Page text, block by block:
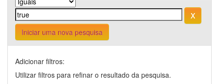
Iniciar uma nova pesquisa
Adicionar filtros:
Utilizar filtros para refinar o resultado da pesquisa.